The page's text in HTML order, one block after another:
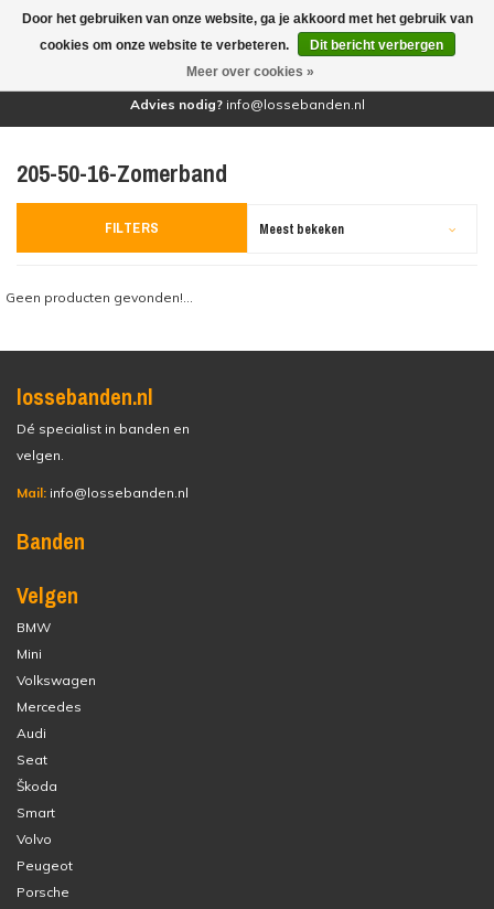
(0)
Advies nodig? info@lossebanden.nl
205-50-16-Zomerband
FILTERS Meest bekeken
Geen producten gevonden!...
lossebanden.nl
Dé specialist in banden en
velgen.
Mail: info@lossebanden.nl
Banden
Velgen
BMW
Mini
Volkswagen
Mercedes
Audi
Seat
Škoda
Smart
Volvo
Peugeot
Porsche
Door het gebruiken van onze website, ga je akkoord met het gebruik van
cookies om onze website te verbeteren.
Dit bericht verbergen
Meer over cookies »